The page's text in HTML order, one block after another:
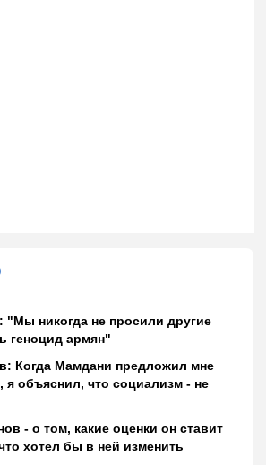
никогда не просили другие
геноцид армян"
Когда Мамдани предложил мне
я объяснил, что социализм - не
- о том, какие оценки он ставит
хотел бы в ней изменить